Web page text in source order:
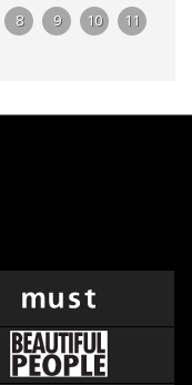
8 9 10 11